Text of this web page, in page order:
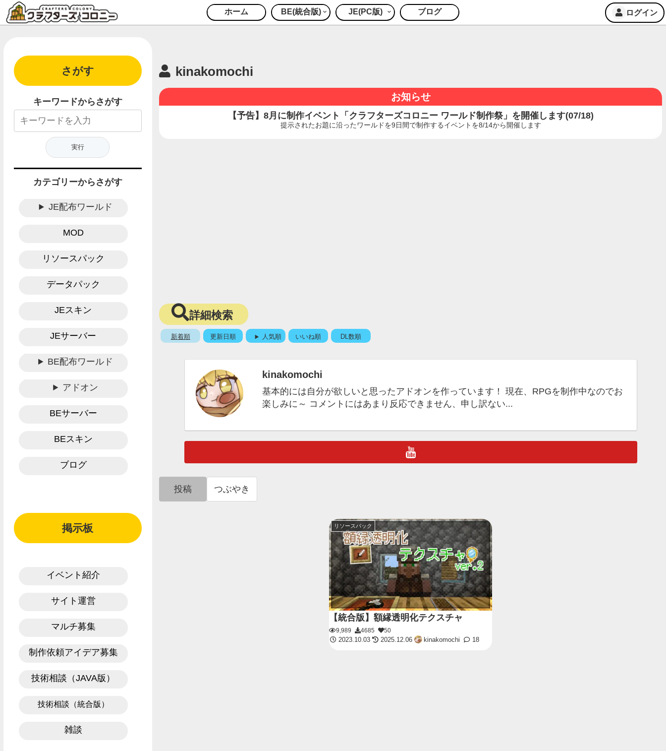
ホーム BE(統合版) JE(PC版) ブログ ログイン
kinakomochi
お知らせ
【予告】8月に制作イベント「クラフターズコロニー ワールド制作祭」を開催します(07/18)
提示されたお題に沿ったワールドを9日間で制作するイベントを8/14から開催します
詳細検索
新着順 更新日順 人気順 いいね順 DL数順
kinakomochi
基本的には自分が欲しいと思ったアドオンを作っています！ 現在、RPGを制作中なのでお
楽しみに～ コメントにはあまり反応できません、申し訳ない...
投稿 つぶやき
リソースパック
【統合版】額縁透明化テクスチャ
9,989 4685
50
2023.10.03
2025.12.06 kinakomochi 18
さがす
キーワードからさがす
カテゴリーからさがす
JE配布ワールド
MOD
リソースパック
データパック
JEスキン
JEサーバー
BE配布ワールド
アドオン
BEサーバー
BEスキン
ブログ
掲示板
イベント紹介
サイト運営
マルチ募集
制作依頼アイデア募集
技術相談（JAVA版）
技術相談（統合版）
雑談